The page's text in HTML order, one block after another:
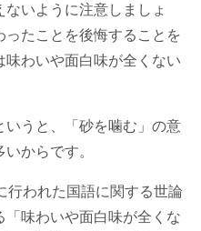
いように注意しましょ
ったことを後悔することを
わいや面白味が全くない
いうと、「砂を噛む」の意
からです。
行われた国語に関する世論
味わいや面白味が全くな